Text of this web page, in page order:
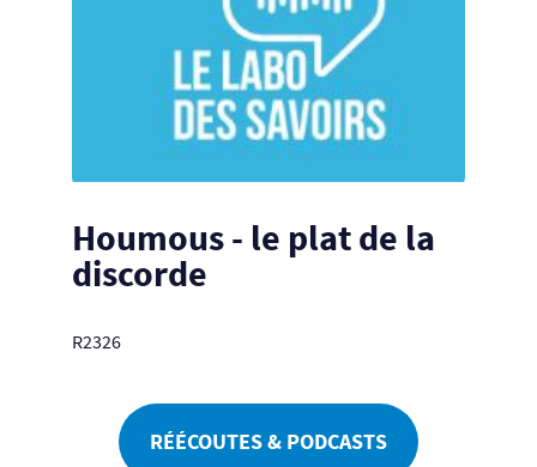
Houmous - le plat de la
discorde
R2326
RÉÉCOUTES & PODCASTS